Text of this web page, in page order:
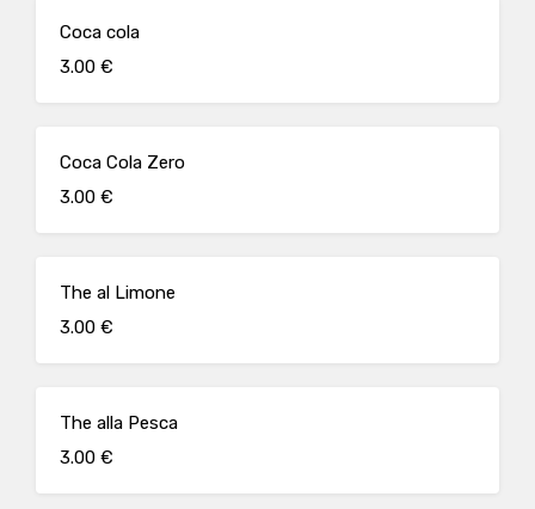
Coca cola
3.00 €
Coca Cola Zero
3.00 €
The al Limone
3.00 €
The alla Pesca
3.00 €